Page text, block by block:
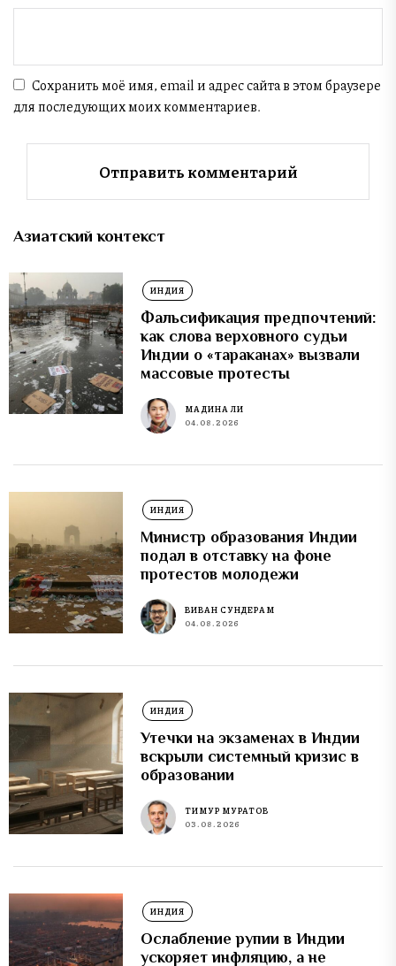
Сохранить моё имя, email и адрес сайта в этом браузере
для последующих моих комментариев.
Азиатский контекст
ИНДИЯ
Фальсификация предпочтений:
как слова верховного судьи
Индии о «тараканах» вызвали
массовые протесты
МАДИНА ЛИ
04.08.2026
ИНДИЯ
Министр образования Индии
подал в отставку на фоне
протестов молодежи
ВИВАН СУНДЕРАМ
04.08.2026
ИНДИЯ
Утечки на экзаменах в Индии
вскрыли системный кризис в
образовании
ТИМУР МУРАТОВ
03.08.2026
ИНДИЯ
Ослабление рупии в Индии
ускоряет инфляцию, а не